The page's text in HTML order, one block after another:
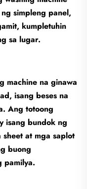
simpleng panel,
kumpletuhin
sa lugar.
machine na ginawa
isang beses na
Ang totoong
isang bundok ng
at mga saplot
buong
pamilya.